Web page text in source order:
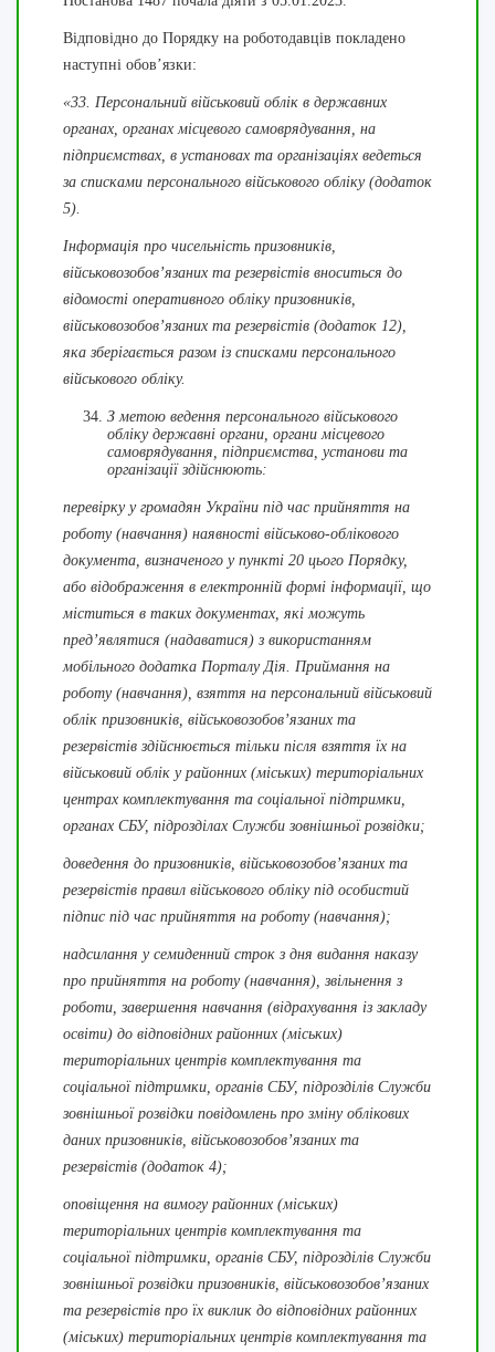
Відповідно до Порядку на роботодавців покладено
наступні обов’язки:
«33. Персональний військовий облік в державних
органах, органах місцевого самоврядування, на
підприємствах, в установах та організаціях ведеться
за списками персонального військового обліку (додаток
5).
Інформація про чисельність призовників,
військовозобов’язаних та резервістів вноситься до
відомості оперативного обліку призовників,
військовозобов’язаних та резервістів (додаток 12),
яка зберігається разом із списками персонального
військового обліку.
З метою ведення персонального військового
обліку державні органи, органи місцевого
самоврядування, підприємства, установи та
організації здійснюють:
перевірку у громадян України під час прийняття на
роботу (навчання) наявності військово-облікового
документа, визначеного у пункті 20 цього Порядку,
або відображення в електронній формі інформації, що
міститься в таких документах, які можуть
пред’являтися (надаватися) з використанням
мобільного додатка Порталу Дія. Приймання на
роботу (навчання), взяття на персональний військовий
облік призовників, військовозобов’язаних та
резервістів здійснюється тільки після взяття їх на
військовий облік у районних (міських) територіальних
центрах комплектування та соціальної підтримки,
органах СБУ, підрозділах Служби зовнішньої розвідки;
доведення до призовників, військовозобов’язаних та
резервістів правил військового обліку під особистий
підпис під час прийняття на роботу (навчання);
надсилання у семиденний строк з дня видання наказу
про прийняття на роботу (навчання), звільнення з
роботи, завершення навчання (відрахування із закладу
освіти) до відповідних районних (міських)
територіальних центрів комплектування та
соціальної підтримки, органів СБУ, підрозділів Служби
зовнішньої розвідки повідомлень про зміну облікових
даних призовників, військовозобов’язаних та
резервістів (додаток 4);
оповіщення на вимогу районних (міських)
територіальних центрів комплектування та
соціальної підтримки, органів СБУ, підрозділів Служби
зовнішньої розвідки призовників, військовозобов’язаних
та резервістів про їх виклик до відповідних районних
(міських) територіальних центрів комплектування та